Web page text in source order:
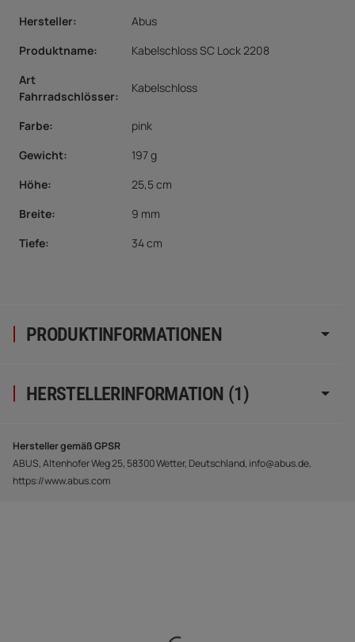
PRODUKTINFORMATIONEN
Hersteller:
Abus
Produktname:
Kabelschloss SC Lock 2208
Art
Fahrradschlösser:
Kabelschloss
Farbe:
pink
Gewicht:
197 g
Höhe:
25,5 cm
Breite:
9 mm
Tiefe:
34 cm
HERSTELLERINFORMATION (1)
Hersteller gemäß GPSR
ABUS, Altenhofer Weg 25, 58300 Wetter, Deutschland, info@abus.de,
https://www.abus.com